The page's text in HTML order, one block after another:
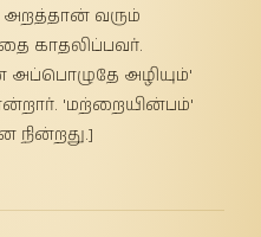
வரும்
காதலிப்பவர்.
அப்பொழுதே அழியும்'
'மற்றையின்பம்'
நின்றது.]